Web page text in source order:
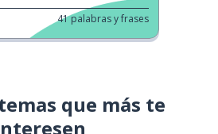
41palabras y frases
que más te